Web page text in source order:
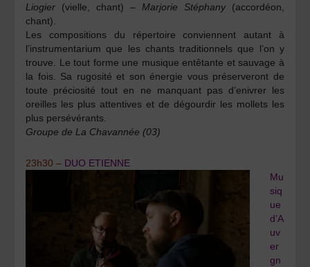
Liogier
(vielle, chant) – Marjorie Stéphany
(accordéon,
chant).
Les compositions du répertoire conviennent autant à
l’instrumentarium que les chants traditionnels que l’on y
trouve. Le tout forme une musique entêtante et sauvage à
la fois. Sa rugosité et son énergie vous préserveront de
toute préciosité tout en ne manquant pas d’enivrer les
oreilles les plus attentives et de dégourdir les mollets les
plus persévérants.
Groupe de La Chavannée (03)
23h30 – DUO ETIENNE
Mu
siq
ue
d’A
uv
er
gn